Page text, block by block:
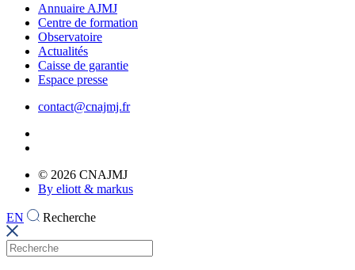
Annuaire AJMJ
Centre de formation
Observatoire
Actualités
Caisse de garantie
Espace presse
contact@cnajmj.fr
© 2026 CNAJMJ
By eliott & markus
EN Recherche